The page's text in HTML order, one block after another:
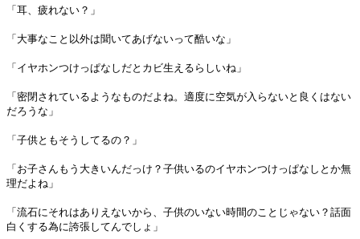
「耳、疲れない？」
「大事なこと以外は聞いてあげないって酷いな」
「イヤホンつけっぱなしだとカビ生えるらしいね」
「密閉されているようなものだよね。適度に空気が入らないと良くはない
だろうな」
「子供ともそうしてるの？」
「お子さんもう大きいんだっけ？子供いるのイヤホンつけっぱなしとか無
理だよね」
「流石にそれはありえないから、子供のいない時間のことじゃない？話面
白くする為に誇張してんでしょ」